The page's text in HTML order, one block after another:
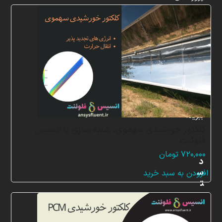
۷۲۰,۰۰۰ تومان
افزودن به سبد خرید
شبیه
سازی
و
پشتیبانی
آنلاین
کامل
بهره
ببرید.
د
س
ت
ر
س